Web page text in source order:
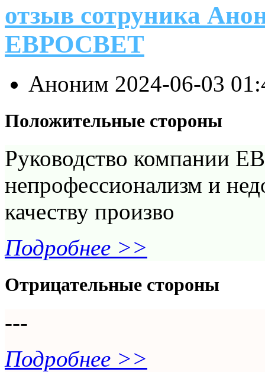
отзыв сотруника
ЕВРОСВЕТ
Аноним 2024-06-03
Положительные стороны
Руководство компании
непрофессионализм и
качеству произво
Подробнее >>
Отрицательные стороны
---
Подробнее >>